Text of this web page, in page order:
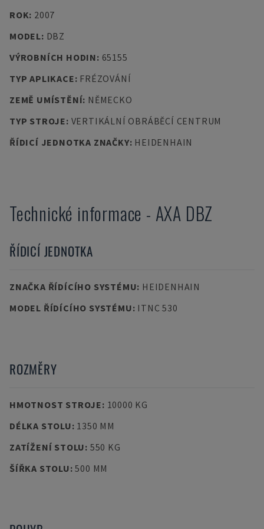
ROK: 2007
MODEL: DBZ
VÝROBNÍCH HODIN: 65155
TYP APLIKACE: FRÉZOVÁNÍ
ZEMĚ UMÍSTĚNÍ: NĚMECKO
TYP STROJE: VERTIKÁLNÍ OBRÁBĚCÍ CENTRUM
ŘÍDICÍ JEDNOTKA ZNAČKY: HEIDENHAIN
Technické informace - AXA DBZ
ŘÍDICÍ JEDNOTKA
ZNAČKA ŘÍDÍCÍHO SYSTÉMU: HEIDENHAIN
MODEL ŘÍDÍCÍHO SYSTÉMU: ITNC 530
ROZMĚRY
HMOTNOST STROJE: 10000 KG
DÉLKA STOLU: 1350 MM
ZATÍŽENÍ STOLU: 550 KG
ŠÍŘKA STOLU:500 MM